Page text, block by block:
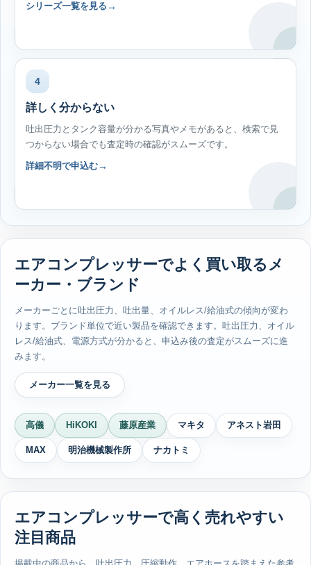
シリーズ一覧を見る
4
詳しく分からない
吐出圧力とタンク容量が分かる写真やメモがあると、検索で見
つからない場合でも査定時の確認がスムーズです。
詳細不明で申込む
エアコンプレッサーでよく買い取るメ
ーカー・ブランド
メーカーごとに吐出圧力、吐出量、オイルレス/給油式の傾向が変わ
ります。ブランド単位で近い製品を確認できます。吐出圧力、オイル
レス/給油式、電源方式が分かると、申込み後の査定がスムーズに進
みます。
メーカー一覧を見る
高儀 HiKOKI 藤原産業 マキタ アネスト岩田
MAX 明治機械製作所 ナカトミ
エアコンプレッサーで高く売れやすい
注目商品